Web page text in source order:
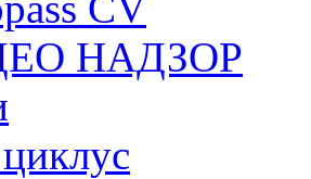
НАДЗОР